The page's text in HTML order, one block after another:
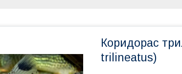
Коридорас
trilineatus)